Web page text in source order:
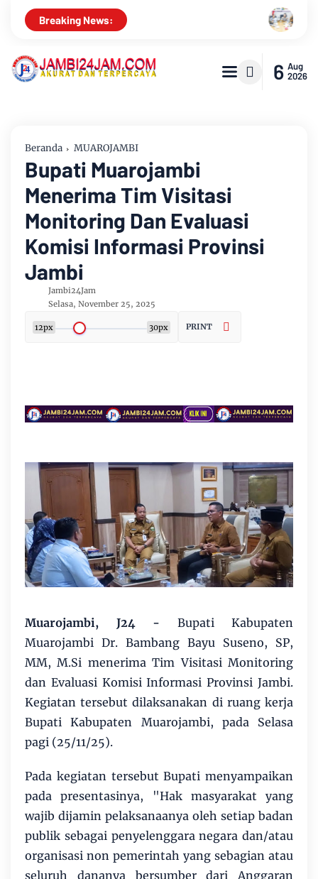
Breaking News:
Pemkab Muarojambi Mediasi Konflik PT Sinar Agro
6 Aug
2026
Beranda MUAROJAMBI
Bupati Muarojambi
Menerima Tim Visitasi
Monitoring Dan Evaluasi
Komisi Informasi Provinsi
Jambi
Jambi24Jam
Selasa, November 25, 2025
12px 30px PRINT
Muarojambi, J24 - Bupati Kabupaten
Muarojambi Dr. Bambang Bayu Suseno, SP,
MM, M.Si menerima Tim Visitasi Monitoring
dan Evaluasi Komisi Informasi Provinsi Jambi.
Kegiatan tersebut dilaksanakan di ruang kerja
Bupati Kabupaten Muarojambi, pada Selasa
pagi (25/11/25).
Pada kegiatan tersebut Bupati menyampaikan
pada presentasinya, "Hak masyarakat yang
wajib dijamin pelaksanaanya oleh setiap badan
publik sebagai penyelenggara negara dan/atau
organisasi non pemerintah yang sebagian atau
seluruh dananya bersumber dari Anggaran